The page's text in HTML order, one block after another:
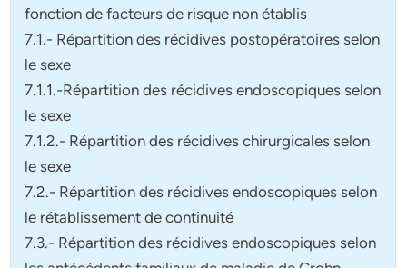
fonction de facteurs de risque non établis
7.1.- Répartition des récidives postopératoires selon
le sexe
7.1.1.-Répartition des récidives endoscopiques selon
le sexe
7.1.2.- Répartition des récidives chirurgicales selon
le sexe
7.2.- Répartition des récidives endoscopiques selon
le rétablissement de continuité
7.3.- Répartition des récidives endoscopiques selon